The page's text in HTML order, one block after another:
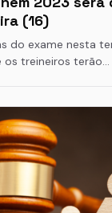
(16)
do exame nesta
os treineiros terão…